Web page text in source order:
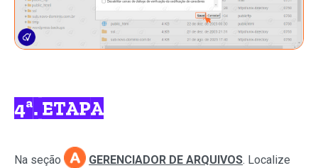
4ª. ETAPA
Na seção GERENCIADOR DE ARQUIVOS. Localize